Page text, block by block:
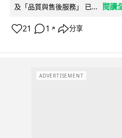
及「品質與售後服務」 已...
閱讀
21 1 ↗ 分享
ADVERTISEMENT